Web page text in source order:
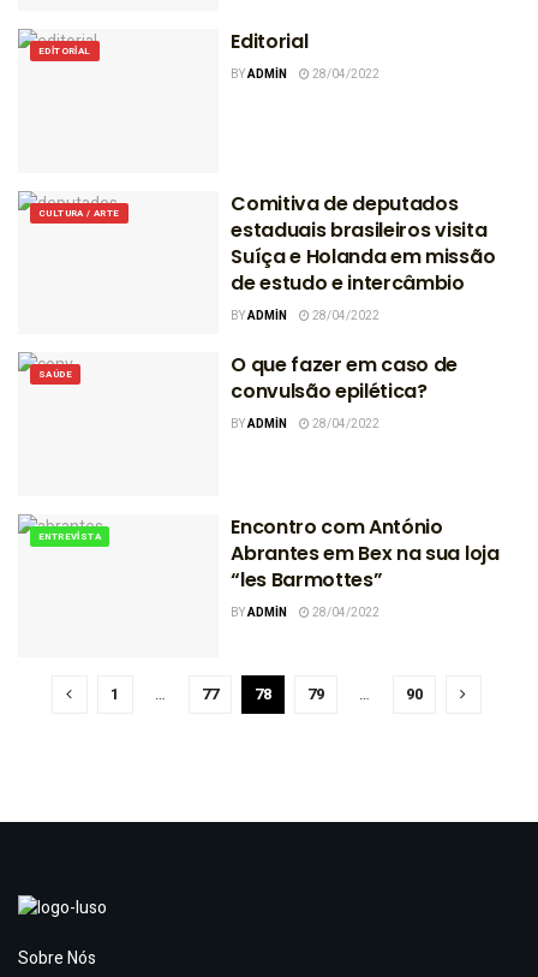
EDITORIAL Editorial
BYADMIN 28/04/2022
CULTURA / ARTE
Comitiva de deputados
estaduais brasileiros visita
Suíça e Holanda em missão
de estudo e intercâmbio
BYADMIN 28/04/2022
SAÚDE
O que fazer em caso de
convulsão epilética?
BYADMIN 28/04/2022
ENTREVISTA
Encontro com António
Abrantes em Bex na sua loja
“les Barmottes”
BYADMIN 28/04/2022
1 … 77 78 79 … 90
Sobre Nós